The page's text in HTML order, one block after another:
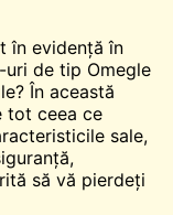
în evidență în
de tip Omegle
În această
tot ceea ce
sale,
să vă pierdeți